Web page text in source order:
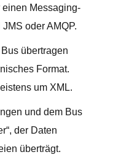
Messaging-
oder AMQP.
übertragen
Format.
um XML.
und dem Bus
der Daten
überträgt.